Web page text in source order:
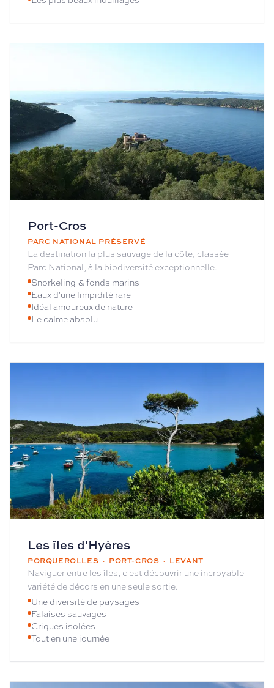
Port-Cros
PARC NATIONAL PRÉSERVÉ
La destination la plus sauvage de la côte, classée
Parc National, à la biodiversité exceptionnelle.
Snorkeling & fonds marins
Eaux d'une limpidité rare
Idéal amoureux de nature
Le calme absolu
Les îles d'Hyères
PORQUEROLLES · PORT-CROS · LEVANT
Naviguer entre les îles, c'est découvrir une incroyable
variété de décors en une seule sortie.
Une diversité de paysages
Falaises sauvages
Criques isolées
Tout en une journée